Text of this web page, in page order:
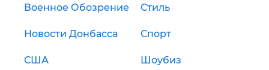
Военное Обозрение Стиль
Новости Донбасса Спорт
США Шоубиз